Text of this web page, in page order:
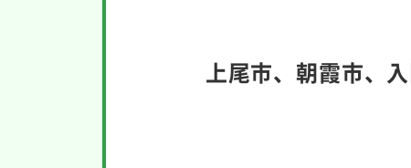
上尾市、朝霞市、